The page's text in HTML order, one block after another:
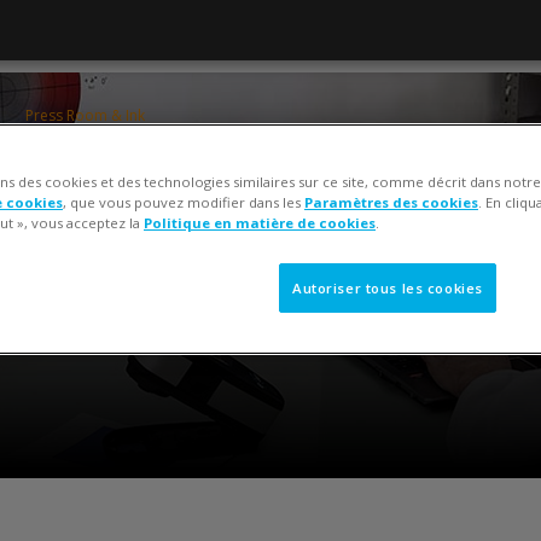
Press Room & Ink
Ben Spiegel, Hagen Herlitze +1
des cookies et des technologies similaires sur ce site, comme décrit dans notre
cookies, que vous pouvez modifier dans les Paramètres des cookies. En
», vous acceptez la Politique en matière de cookies.
Autoriser tous les cookies